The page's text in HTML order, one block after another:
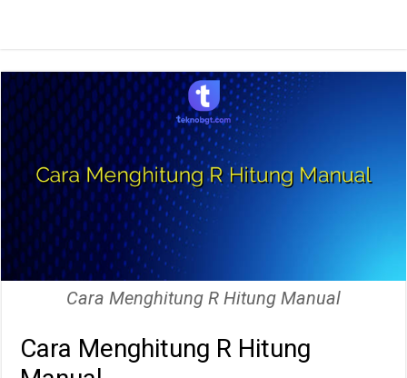
Cara Menghitung R Hitung Manual
Cara Menghitung R Hitung